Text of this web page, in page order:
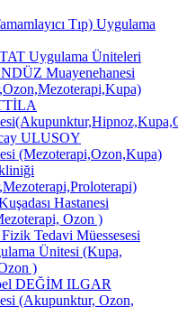
Tıp) Uygulama
Uygulama Üniteleri
Muayenehanesi
ULUSOY
(Mezoterapi,Ozon,Kupa)
Hastanesi
Ozon )
Tedavi Müessesesi
Ünitesi (Kupa,
)
DEĞİM ILGAR
(Akupunktur, Ozon,